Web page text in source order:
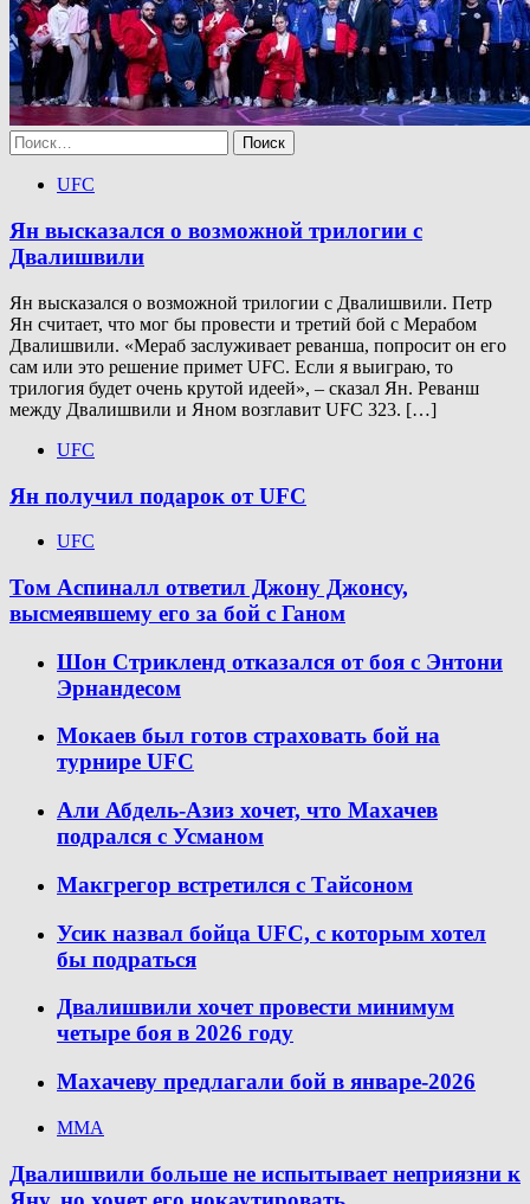
Найти:
UFC
Ян высказался о возможной трилогии с
Двалишвили
Ян высказался о возможной трилогии с Двалишвили. Петр
Ян считает, что мог бы провести и третий бой с Мерабом
Двалишвили. «Мераб заслуживает реванша, попросит он его
сам или это решение примет UFC. Если я выиграю, то
трилогия будет очень крутой идеей», – сказал Ян. Реванш
между Двалишвили и Яном возглавит UFC 323. […]
UFC
Ян получил подарок от UFC
UFC
Том Аспиналл ответил Джону Джонсу,
высмеявшему его за бой с Ганом
Шон Стрикленд отказался от боя с Энтони
Эрнандесом
Мокаев был готов страховать бой на
турнире UFC
Али Абдель-Азиз хочет, что Махачев
подрался с Усманом
Макгрегор встретился с Тайсоном
Усик назвал бойца UFC, с которым хотел
бы подраться
Двалишвили хочет провести минимум
четыре боя в 2026 году
Махачеву предлагали бой в январе-2026
ММА
Двалишвили больше не испытывает неприязни к